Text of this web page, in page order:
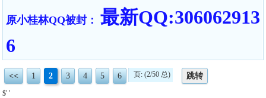
原小桂林QQ被封： 最新QQ:306062913
6
<< 1 2 3 4 5 6 页: (2/50 总) 跳转
$' '